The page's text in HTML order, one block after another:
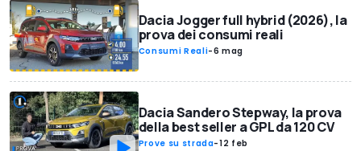
Dacia Jogger full hybrid (2026), la
prova dei consumi reali
Consumi Reali-6 mag
Dacia Sandero Stepway, la prova
della best seller a GPL da 120 CV
Prove su strada-12 feb